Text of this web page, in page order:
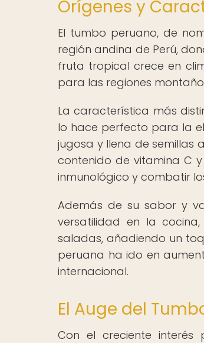
Orígenes y
El tumbo peruano, de
región andina de Perú,
fruta tropical crece en
para las regiones
La característica más
lo hace perfecto para la
jugosa y llena de semillas
contenido de vitamina C
inmunológico y combatir
Además de su sabor y
versatilidad en la
saladas, añadiendo un
peruana ha ido en
internacional.
El Auge del
Con el creciente